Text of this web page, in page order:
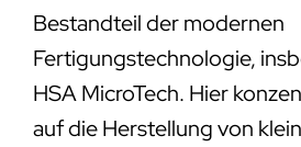
Bestandteil der modernen
Fertigungstechnologie,
HSA MicroTech. Hier
auf die Herstellung von